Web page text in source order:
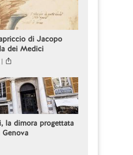
di Jacopo
dei Medici
la dimora progettata